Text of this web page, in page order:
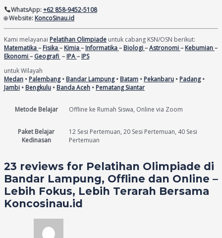
WhatsApp:+62 858-9452-5108
🌐Website: KoncoSinau.id
Kami melayanai Pelatihan Olimpiade untuk cabang KSN/OSN berikut:
Matematika– Fisika– Kimia– Informatika– Biologi–Astronomi– Kebumian–
Ekonomi– Geografi – IPA– IPS
untuk Wilayah
Medan • Palembang• Bandar Lampung• Batam • Pekanbaru • Padang•
Jambi • Bengkulu • Banda Aceh • Pematang Siantar
Metode Belajar Offline ke Rumah Siswa, Online via Zoom
Paket Belajar
Kedinasan
12 Sesi Pertemuan, 20 Sesi Pertemuan, 40 Sesi
Pertemuan
23 reviews for Pelatihan Olimpiade di
Bandar Lampung, Offline dan Online –
Lebih Fokus, Lebih Terarah Bersama
Koncosinau.id